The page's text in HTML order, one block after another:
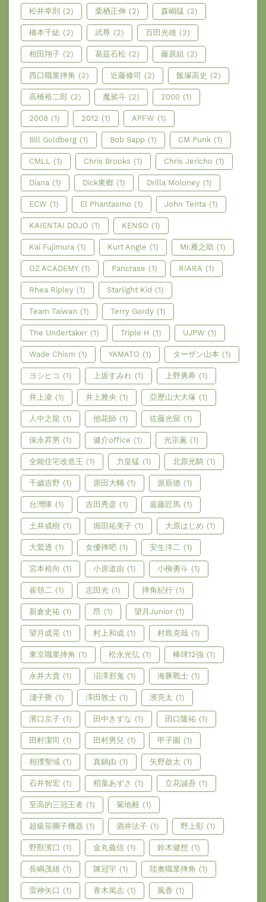
松井幸則 (2) 栗栖正伸 (2) 森嶋猛 (2)
橋本千紘 (2) 武尊 (2) 百田光雄 (2)
相田翔子 (2) 葛茲石松 (2) 藤原組 (2)
西口職業摔角 (2) 近藤修司 (2) 飯塚高史 (2)
高橋裕二郎 (2) 魔裟斗 (2) 2000 (1)
2008 (1) 2012 (1) APFW (1)
Bill Goldberg (1) Bob Sapp (1) CM Punk (1)
CMLL (1) Chris Brooks (1) Chris Jericho (1)
Diana (1) Dick東鄉 (1) Drilla Moloney (1)
ECW (1) El Phantasmo (1) John Tenta (1)
KAIENTAI DOJO (1) KENSO (1)
Kai Fujimura (1) Kurt Angle (1) Mr.雁之助 (1)
OZ ACADEMY (1) Pancrase (1) RIARA (1)
Rhea Ripley (1) Starlight Kid (1)
Team Taiwan (1) Terry Gordy (1)
The Undertaker (1) Triple H (1) UJPW (1)
Wade Chism (1) YAMATO (1) ターザン山本 (1)
ヨシヒコ (1) 上坂すみれ (1) 上野勇希 (1)
井上凌 (1) 井上雅央 (1) 亞歷山大大塚 (1)
人中之龍 (1) 他花師 (1) 佐藤光留 (1)
保永昇男 (1) 健介office (1) 光宗薫 (1)
全能住宅改造王 (1) 力皇猛 (1) 北原光騎 (1)
千歲吉野 (1) 原田大輔 (1) 原辰德 (1)
台灣隊 (1) 吉田秀彦 (1) 嘉藤匠馬 (1)
土井成樹 (1) 堀田祐美子 (1) 大原はじめ (1)
大鷲透 (1) 女優摔吧 (1) 安生洋二 (1)
宮本裕向 (1) 小原道由 (1) 小柳勇斗 (1)
崔領二 (1) 志田光 (1) 摔角紀行 (1)
新倉史祐 (1) 昂 (1) 望月Junior (1)
望月成晃 (1) 村上和成 (1) 村島克哉 (1)
東京職業摔角 (1) 松永光弘 (1) 棒球12強 (1)
永井大貴 (1) 沼澤邪鬼 (1) 海豚戰士 (1)
淺子覺 (1) 澤田敦士 (1) 濱亮太 (1)
濱口京子 (1) 田中きずな (1) 田口隆祐 (1)
田村潔司 (1) 田村男兒 (1) 甲子園 (1)
相撲聖域 (1) 真鍋由 (1) 矢野啟太 (1)
石井智宏 (1) 稻葉あずさ (1) 立花誠吾 (1)
至高的三冠王者 (1) 菊地毅 (1)
超級笹團子機器 (1) 酒井法子 (1) 野上彰 (1)
野獸濱口 (1) 金丸義信 (1) 鈴木健想 (1)
長嶋茂雄 (1) 陳冠宇 (1) 陸奧職業摔角 (1)
雷神矢口 (1) 青木篤志 (1) 風香 (1)